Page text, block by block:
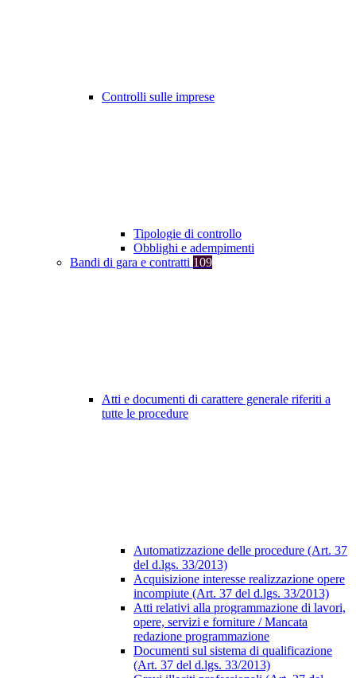
Controlli sulle imprese
Tipologie di controllo
Obblighi e adempimenti
Bandi di gara e contratti 109
Atti e documenti di carattere generale riferiti a
tutte le procedure
Automatizzazione delle procedure (Art. 37
del d.lgs. 33/2013)
Acquisizione interesse realizzazione opere
incompiute (Art. 37 del d.lgs. 33/2013)
Atti relativi alla programmazione di lavori,
opere, servizi e forniture / Mancata
redazione programmazione
Documenti sul sistema di qualificazione
(Art. 37 del d.lgs. 33/2013)